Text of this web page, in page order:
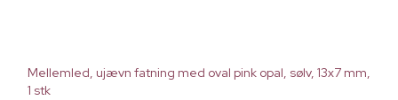
Mellemled, ujævn fatning med oval pink opal, sølv, 13x7 mm,
1 stk